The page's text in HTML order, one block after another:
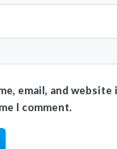
email, and
I comment.